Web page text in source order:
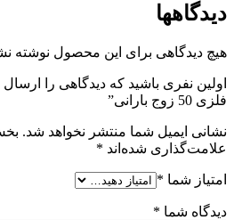
دیدگاهها
هیچ دیدگاهی برای این محصول نوشته
اولین نفری باشید که دیدگاهی را ارسال
فلزی 50 زوج بارانی”
نشانی ایمیل شما منتشر نخواهد شد.
علامت‌گذاری شده‌اند *
امتیاز شما *
دیدگاه شما *